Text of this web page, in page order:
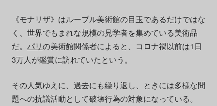
《モナリザ》はルーブル美術館の目玉であるだけではな
く、世界でもまれな規模の見学者を集めている美術品
だ。 パリの美術館関係者によると、コロナ禍以前は1日
3万人が鑑賞に訪れていたという。
その人気ゆえに、過去にも繰り返し、ときには多様な問
題への抗議活動として破壊行為の対象になっている。